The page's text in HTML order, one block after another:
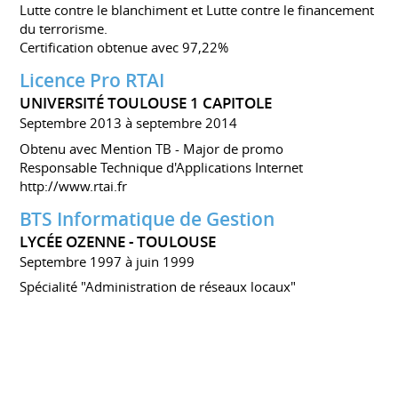
Lutte contre le blanchiment et Lutte contre le financement
du terrorisme.
Certification obtenue avec 97,22%
Licence Pro RTAI
UNIVERSITÉ TOULOUSE 1 CAPITOLE
Septembre 2013 à septembre 2014
Obtenu avec Mention TB - Major de promo
Responsable Technique d'Applications Internet
http://www.rtai.fr
BTS Informatique de Gestion
LYCÉE OZENNE - TOULOUSE
Septembre 1997 à juin 1999
Spécialité "Administration de réseaux locaux"